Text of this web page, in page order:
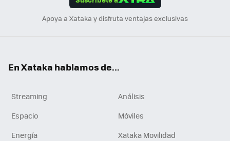
Apoya a Xataka y disfruta ventajas exclusivas
En Xataka hablamos de...
Streaming
Análisis
Espacio
Móviles
Energía
Xataka Movilidad